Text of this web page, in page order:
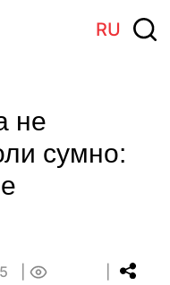
RU
не
сумно: